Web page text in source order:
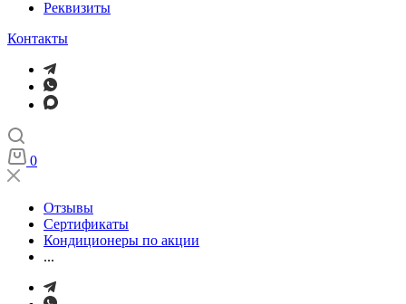
Реквизиты
Контакты
0
Отзывы
Сертификаты
Кондиционеры по акции
...